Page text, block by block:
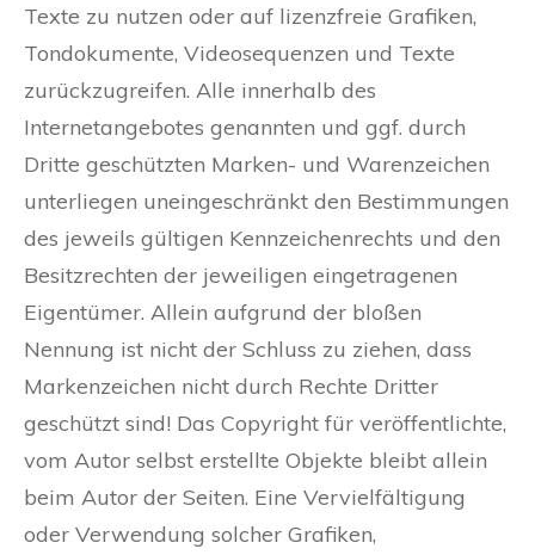
Texte zu nutzen oder auf lizenzfreie Grafiken,
Tondokumente, Videosequenzen und Texte
zurückzugreifen. Alle innerhalb des
Internetangebotes genannten und ggf. durch
Dritte geschützten Marken- und Warenzeichen
unterliegen uneingeschränkt den Bestimmungen
des jeweils gültigen Kennzeichenrechts und den
Besitzrechten der jeweiligen eingetragenen
Eigentümer. Allein aufgrund der bloßen
Nennung ist nicht der Schluss zu ziehen, dass
Markenzeichen nicht durch Rechte Dritter
geschützt sind! Das Copyright für veröffentlichte,
vom Autor selbst erstellte Objekte bleibt allein
beim Autor der Seiten. Eine Vervielfältigung
oder Verwendung solcher Grafiken,